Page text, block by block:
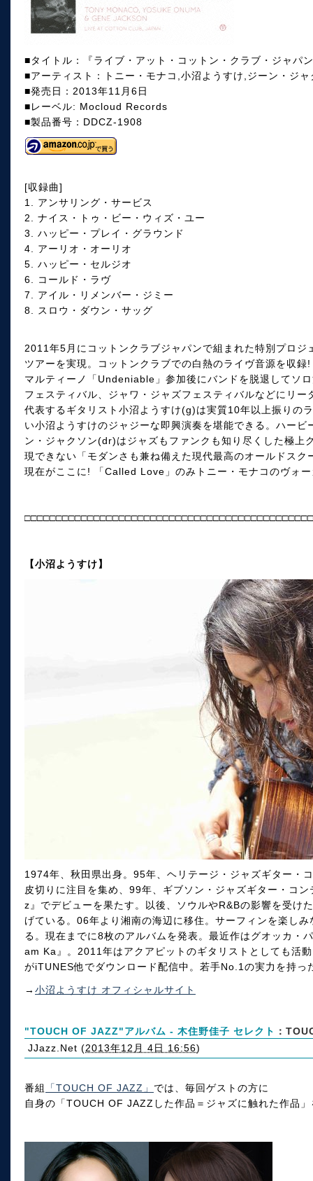
■タイトル：『ライブ・アット・コットン・クラブ・ジャパ
■アーティスト：トニー・モナコ,小沼ようすけ,ジーン・ジャ
■発売日：2013年11月6日
■レーベル: Mocloud Records
■製品番号：DDCZ-1908
[収録曲]
1. アンサリング・サービス
2. ナイス・トゥ・ビー・ウィズ・ユー
3. ハッピー・プレイ・グラウンド
4. アーリオ・オーリオ
5. ハッピー・セルジオ
6. コールド・ラヴ
7. アイル・リメンバー・ジミー
8. スロウ・ダウン・サッグ
2011年5月にコットンクラブジャパンで組まれた特別プロ
ツアーを実現。コットンクラブでの白熱のライヴ音源を収
マルティーノ「Undeniable」参加後にバンドを脱退してソ
フェスティバル、ジャワ・ジャズフェスティバルなどにリ
代表するギタリスト小沼ようすけ(g)は実質10年以上振りの
い小沼ようすけのジャジーな即興演奏を堪能できる。ハー
ン・ジャクソン(dr)はジャズもファンクも知り尽くした極上
現できない「モダンさも兼ね備えた現代最高のオールドス
現在がここに! 「Called Love」のみトニー・モナコのヴォ
【小沼ようすけ】
1974年、秋田県出身。95年、ヘリテージ・ジャズギター・
皮切りに注目を集め、99年、ギブソン・ジャズギター・コ
z』でデビューを果たす。以後、ソウルやR&Bの影響を受け
げている。06年より湘南の海辺に移住。サーフィンを楽し
る。現在までに8枚のアルバムを発表。最近作はグオッカ・
am Ka』。2011年はアクアピットのギタリストとしても活
がiTUNES他でダウンロード配信中。若手No.1の実力を持っ
→ 小沼ようすけ オフィシャルサイト
"TOUCH OF JAZZ"アルバム - 木住野佳子 セレクト ：
JJazz.Net (2013年12月 4日 16:56)
番組 「TOUCH OF JAZZ」 では、毎回ゲストの方に
自身の「TOUCH OF JAZZした作品＝ジャズに触れた作品